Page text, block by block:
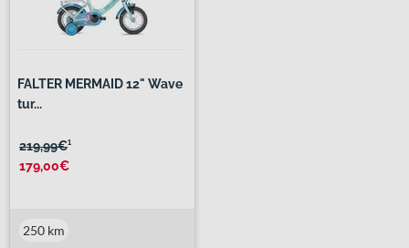
FALTER MERMAID 12" Wave
tur...
219,99€¹
179,00€
250 km